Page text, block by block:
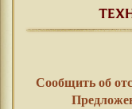
Сообщить об